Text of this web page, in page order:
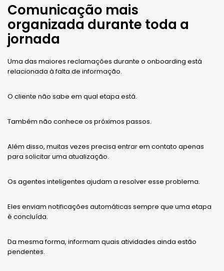
Comunicação mais
organizada durante toda a
jornada
Uma das maiores reclamações durante o onboarding está
relacionada à falta de informação.
O cliente não sabe em qual etapa está.
Também não conhece os próximos passos.
Além disso, muitas vezes precisa entrar em contato apenas
para solicitar uma atualização.
Os agentes inteligentes ajudam a resolver esse problema.
Eles enviam notificações automáticas sempre que uma etapa
é concluída.
Da mesma forma, informam quais atividades ainda estão
pendentes.